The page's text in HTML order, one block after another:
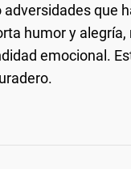
que
humor y
emocional.